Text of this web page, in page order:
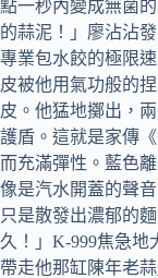
點一秒內變成無菌
的蒜泥！」廖沾沾
專業包水餃的極限
皮被他用氣功般的
皮。他猛地擲出，
護盾。這就是家傳
而充滿彈性。藍色
像是汽水開蓋的聲
只是散發出濃郁的
久！」K-999焦急地
帶走他那缸陳年老蒜